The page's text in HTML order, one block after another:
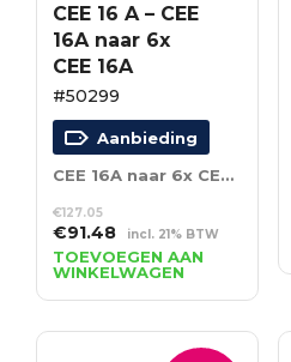
CEE 16 A – CEE
16A naar 6x
CEE 16A
#50299
Aanbieding
CEE 16A naar 6x CEE 16A
€127.05
Oorspronkelijke
prijs
was:
€127.05.
€91.48Huidige
prijs
is:
€91.48.
incl. 21% BTW
TOEVOEGEN AAN
WINKELWAGEN